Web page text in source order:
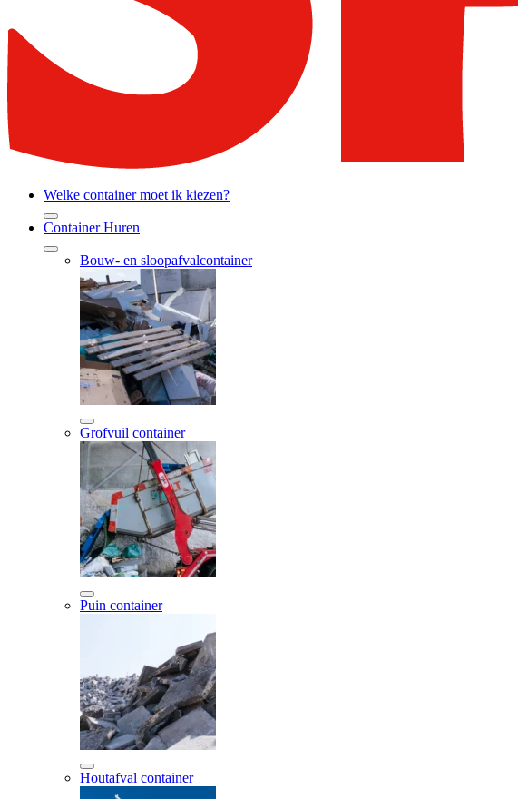
Welke container moet ik kiezen?
Container Huren
Bouw- en sloopafvalcontainer
Grofvuil container
Puin container
Houtafval container